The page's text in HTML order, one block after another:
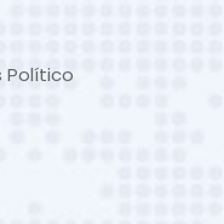
Político